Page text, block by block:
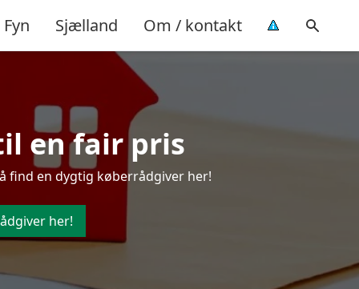
Fyn Sjælland Om / kontakt
en fair pris
find en dygtig køberrådgiver her!
her!